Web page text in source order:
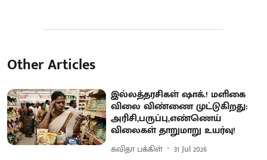
Other Articles
இல்லத்தரசிகள் ஷாக்.! மளிகை
விலை விண்ணை முட்டுகிறது:
அரிசி,பருப்பு,எண்ணெய்
விலைகள் தாறுமாறு உயர்வு!
கவிதா பக்கிள் 31 Jul 2026